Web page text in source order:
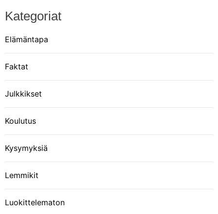
Kategoriat
Elämäntapa
Faktat
Julkkikset
Koulutus
Kysymyksiä
Lemmikit
Luokittelematon